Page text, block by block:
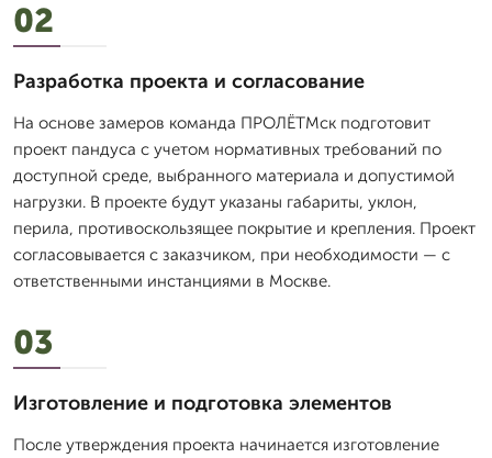
02
Разработка проекта и согласование
На основе замеров команда ПРОЛЁТМск подготовит
проект пандуса с учетом нормативных требований по
доступной среде, выбранного материала и допустимой
нагрузки. В проекте будут указаны габариты, уклон,
перила, противоскользящее покрытие и крепления. Проект
согласовывается с заказчиком, при необходимости — с
ответственными инстанциями в Москве.
03
Изготовление и подготовка элементов
После утверждения проекта начинается изготовление